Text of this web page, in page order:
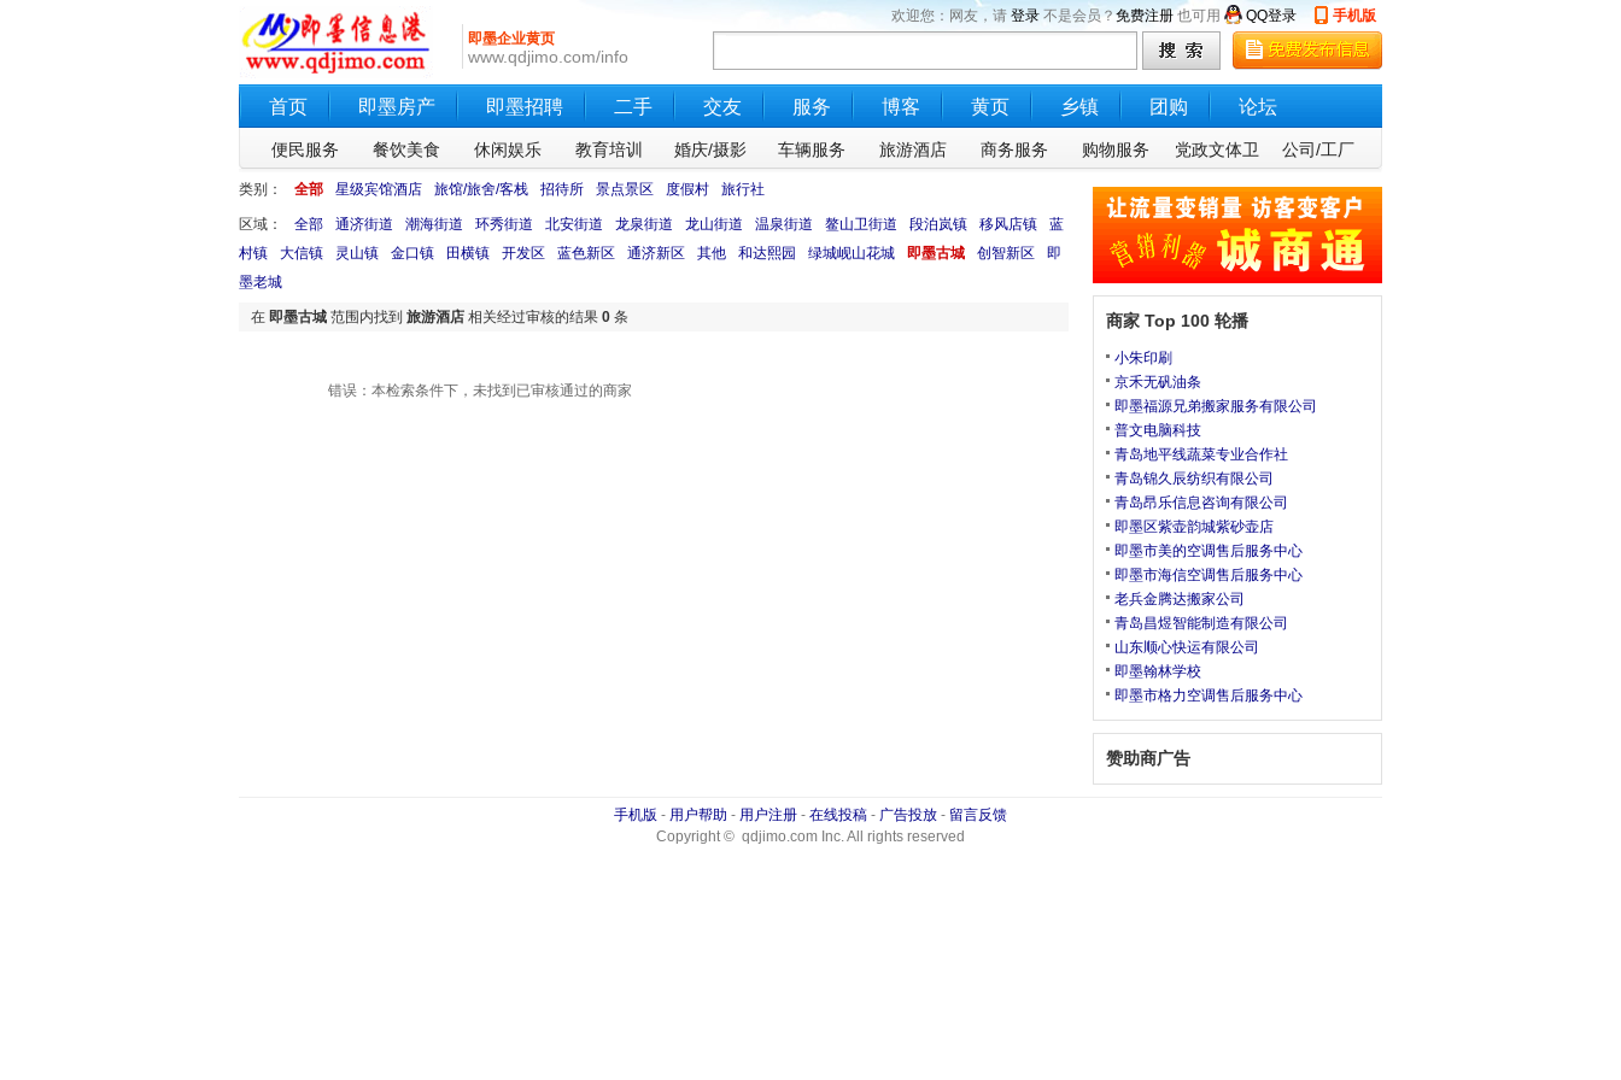
即墨企业黄页
www.qdjimo.com/info
欢迎您：网友，请 登录 不是会员？免费注册 也可用 QQ登录 手机版
首页 即墨房产 即墨招聘 二手 交友 服务 博客 黄页 乡镇 团购 论坛
便民服务 餐饮美食 休闲娱乐 教育培训 婚庆/摄影 车辆服务 旅游酒店 商务服务 购物服务 党政文体卫 公司/工厂
类别： 全部 星级宾馆酒店 旅馆/旅舍/客栈 招待所 景点景区 度假村 旅行社
区域： 全部 通济街道 潮海街道 环秀街道 北安街道 龙泉街道 龙山街道 温泉街道 鳌山卫街道 段泊岚镇 移风店镇
蓝
村镇
大信镇 灵山镇 金口镇 田横镇 开发区 蓝色新区 通济新区 其他 和达熙园 绿城岘山花城 即墨古城 创智新区
即
墨老城
在 即墨古城 范围内找到 旅游酒店 相关经过审核的结果 0 条
错误：本检索条件下，未找到已审核通过的商家
商家 Top 100 轮播
小朱印刷
京禾无矾油条
即墨福源兄弟搬家服务有限公司
普文电脑科技
青岛地平线蔬菜专业合作社
青岛锦久辰纺织有限公司
青岛昂乐信息咨询有限公司
即墨区紫壶韵城紫砂壶店
即墨市美的空调售后服务中心
即墨市海信空调售后服务中心
老兵金腾达搬家公司
青岛昌煜智能制造有限公司
山东顺心快运有限公司
即墨翰林学校
即墨市格力空调售后服务中心
赞助商广告
手机版 - 用户帮助 - 用户注册 - 在线投稿 - 广告投放 - 留言反馈
Copyright © qdjimo.com Inc. All rights reserved